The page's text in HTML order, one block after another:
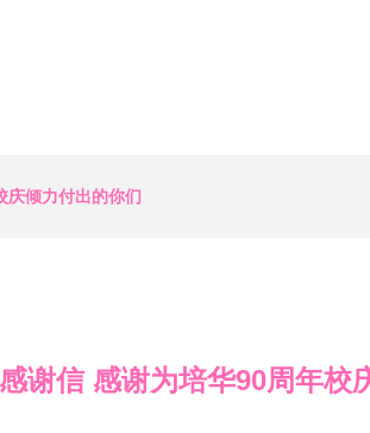
庆倾力付出的你们
感谢信 感谢为培华90周年校